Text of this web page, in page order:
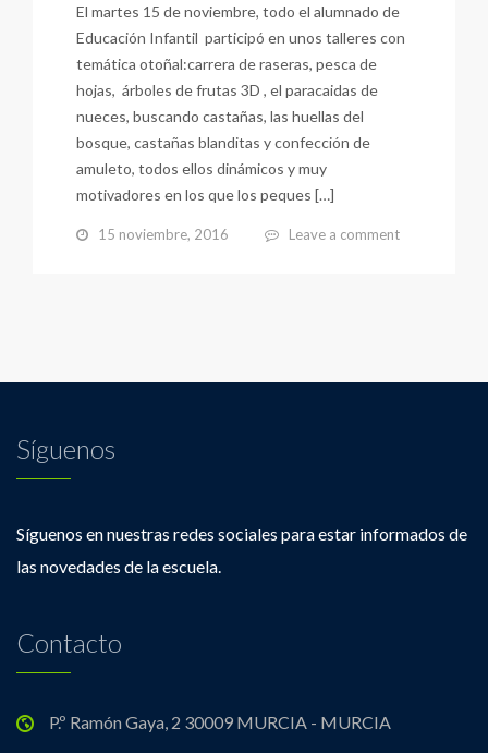
El martes 15 de noviembre, todo el alumnado de
Educación Infantil participó en unos talleres con
temática otoñal:carrera de raseras, pesca de
hojas, árboles de frutas 3D , el paracaidas de
nueces, buscando castañas, las huellas del
bosque, castañas blanditas y confección de
amuleto, todos ellos dinámicos y muy
motivadores en los que los peques […]
15 noviembre, 2016 Leave a comment
Síguenos
Síguenos en nuestras redes sociales para estar informados de
las novedades de la escuela.
Contacto
P.º Ramón Gaya, 2 30009 MURCIA - MURCIA